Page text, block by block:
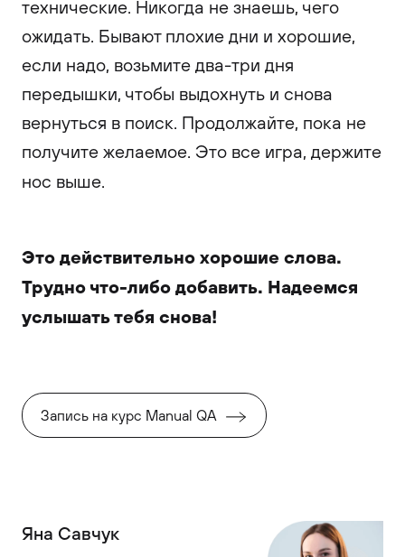
технические. Никогда не знаешь, чего
ожидать. Бывают плохие дни и хорошие,
если надо, возьмите два-три дня
передышки, чтобы выдохнуть и снова
вернуться в поиск. Продолжайте, пока не
получите желаемое. Это все игра, держите
нос выше.
Это действительно хорошие слова.
Трудно что-либо добавить. Надеемся
услышать тебя снова!
Запись на курс Manual QA
Яна Савчук